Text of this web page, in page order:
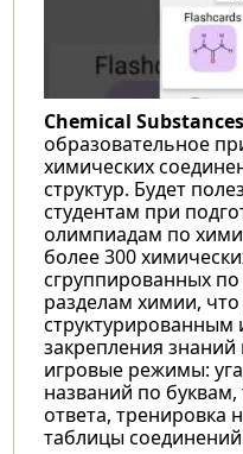
Chemical
образовательное
химических
структур. Будет
студентам при
олимпиадам по
более 300
сгруппированных
разделам химии,
структурированным
закрепления
игровые режимы:
названий по
ответа, тренировка
таблицы